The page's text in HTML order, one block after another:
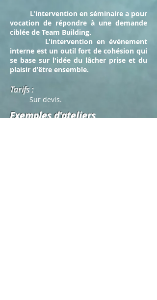
L'intervention en séminaire a pour
vocation de répondre à une demande
ciblée de Team Building.
L'intervention en événement
interne est un outil fort de cohésion qui
se base sur l'idée du lâcher prise et du
plaisir d'être ensemble.
Tarifs :
Sur devis.
Exemples d'ateliers